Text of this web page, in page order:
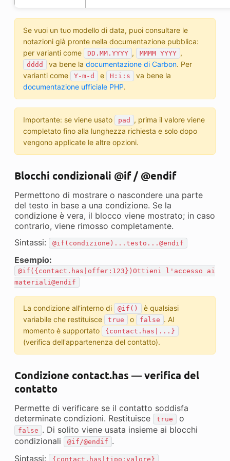
Se vuoi un tuo modello di data, puoi consultare le
notazioni già pronte nella documentazione pubblica:
per varianti come
DD.MM.YYYY , MMMM YYYY ,
dddd va bene la documentazione di Carbon. Per
varianti come
Y-m-d e H:i:s
va bene la
documentazione ufficiale PHP.
Importante: se viene usato pad
, prima il valore viene
completato fino alla lunghezza richiesta e solo dopo
vengono applicate le altre opzioni.
Blocchi condizionali @if / @endif
Permettono di mostrare o nascondere una parte
del testo in base a una condizione. Se la
condizione è vera, il blocco viene mostrato; in caso
contrario, viene rimosso completamente.
Sintassi:
@if(condizione)...testo...@endif
Esempio:
@if({contact.has|offer:123})Ottieni l'accesso ai
materiali@endif
La condizione all'interno di @if()
è qualsiasi
variabile che restituisce
true o false . Al
momento è supportato
{contact.has|...}
(verifica dell'appartenenza del contatto).
Condizione contact.has — verifica del
contatto
Permette di verificare se il contatto soddisfa
determinate condizioni. Restituisce
true o
false . Di solito viene usata insieme ai blocchi
condizionali
@if/@endif .
Sintassi:
{contact.has|tipo:valore}